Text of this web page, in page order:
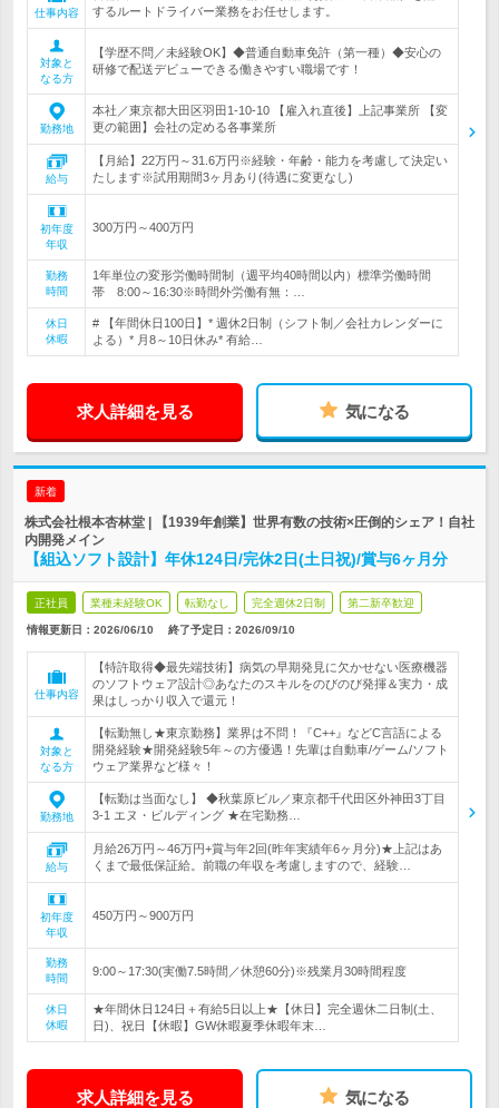
仕事内容
するルートドライバー業務をお任せします。
対象と
なる方
【学歴不問／未経験OK】◆普通自動車免許（第一種）◆安心の
研修で配送デビューできる働きやすい職場です！
勤務地
本社／東京都大田区羽田1-10-10 【雇入れ直後】上記事業所 【変
更の範囲】会社の定める各事業所
給与
【月給】22万円～31.6万円※経験・年齢・能力を考慮して決定い
たします※試用期間3ヶ月あり(待遇に変更なし)
初年度
年収
300万円～400万円
勤務
時間
1年単位の変形労働時間制（週平均40時間以内）標準労働時間
帯 8:00～16:30※時間外労働有無：…
休日
休暇
# 【年間休日100日】* 週休2日制（シフト制／会社カレンダーに
よる）* 月8～10日休み* 有給…
求人詳細を見る 気になる
新着
株式会社根本杏林堂 | 【1939年創業】世界有数の技術×圧倒的シェア！自社
内開発メイン
【組込ソフト設計】年休124日/完休2日(土日祝)/賞与6ヶ月分
正社員 業種未経験OK 転勤なし 完全週休2日制 第二新卒歓迎
情報更新日：2026/06/10 終了予定日： 2026/09/10
仕事内容
【特許取得◆最先端技術】病気の早期発見に欠かせない医療機器
のソフトウェア設計◎あなたのスキルをのびのび発揮＆実力・成
果はしっかり収入で還元！
対象と
なる方
【転勤無し★東京勤務】業界は不問！『C++』などC言語による
開発経験★開発経験5年～の方優遇！先輩は自動車/ゲーム/ソフト
ウェア業界など様々！
勤務地
【転勤は当面なし】 ◆秋葉原ビル／東京都千代田区外神田3丁目
3-1 エヌ・ビルディング ★在宅勤務…
給与
月給26万円～46万円+賞与年2回(昨年実績年6ヶ月分)★上記はあ
くまで最低保証給。前職の年収を考慮しますので、経験…
初年度
年収
450万円～900万円
勤務
時間
9:00～17:30(実働7.5時間／休憩60分)※残業月30時間程度
休日
休暇
★年間休日124日＋有給5日以上★【休日】完全週休二日制(土、
日)、祝日【休暇】GW休暇夏季休暇年末…
求人詳細を見る 気になる